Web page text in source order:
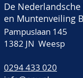
De Nederlandsche
en Muntenveiling
Pampuslaan 145
1382 JN Weesp
0294 433 020